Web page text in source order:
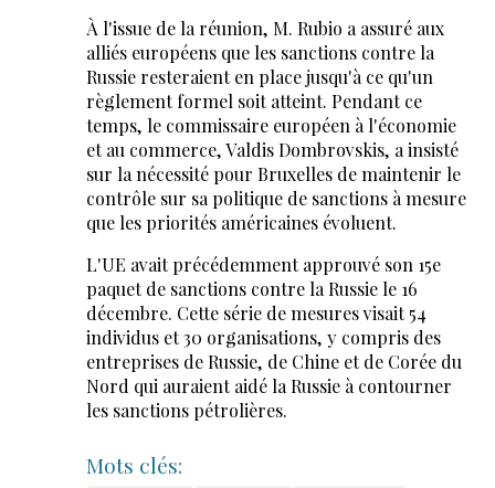
À l'issue de la réunion, M. Rubio a assuré aux
alliés européens que les sanctions contre la
Russie resteraient en place jusqu'à ce qu'un
règlement formel soit atteint. Pendant ce
temps, le commissaire européen à l'économie
et au commerce, Valdis Dombrovskis, a insisté
sur la nécessité pour Bruxelles de maintenir le
contrôle sur sa politique de sanctions à mesure
que les priorités américaines évoluent.
L'UE avait précédemment approuvé son 15e
paquet de sanctions contre la Russie le 16
décembre. Cette série de mesures visait 54
individus et 30 organisations, y compris des
entreprises de Russie, de Chine et de Corée du
Nord qui auraient aidé la Russie à contourner
les sanctions pétrolières.
Mots clés: